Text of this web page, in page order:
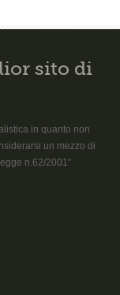
sito di
in quanto non
un mezzo di
n.62/2001”